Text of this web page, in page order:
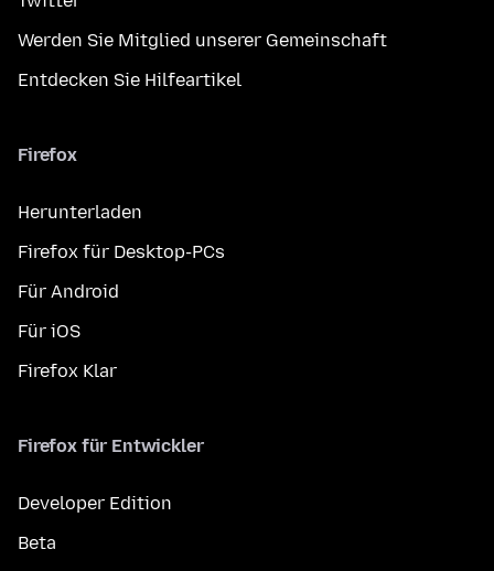
Werden Sie Mitglied unserer Gemeinschaft
Entdecken Sie Hilfeartikel
Firefox
Herunterladen
Firefox für Desktop-PCs
Für Android
Für iOS
Firefox Klar
Firefox für Entwickler
Developer Edition
Beta